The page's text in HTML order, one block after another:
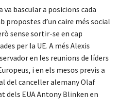
bascular a posicions cada
propostes d’un caire més social
sense sortir-se en cap
per la UE. A més Alexis
en les reunions de líders
i en els mesos previs a
del canceller alemany Olaf
dels EUA Antony Blinken en